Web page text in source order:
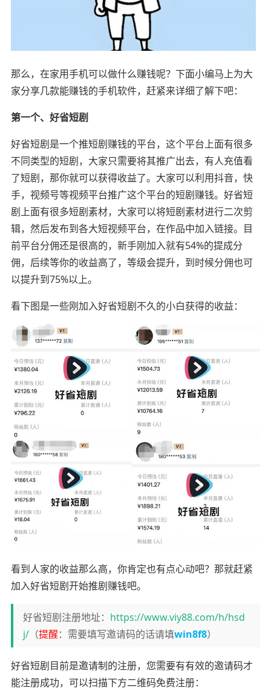
那么，在家用手机可以做什么赚钱呢？下面小编马上为大
家分享几款能赚钱的手机软件，赶紧来详细了解下吧：
第一个、好省短剧
好省短剧是一个推短剧赚钱的平台，这个平台上面有很多
不同类型的短剧，大家只需要将其推广出去，有人充值看
了短剧，那你就可以获得收益了。大家可以利用抖音，快
手，视频号等视频平台推广这个平台的短剧赚钱。好省短
剧上面有很多短剧素材，大家可以将短剧素材进行二次剪
辑，然后发布到各大短视频平台，在作品中加入链接。目
前平台分佣还是很高的，新手刚加入就有54%的提成分
佣，后续等你的收益高了，等级会提升，到时候分佣也可
以提升到75%以上。
看下图是一些刚加入好省短剧不久的小白获得的收益：
看到人家的收益那么高，你肯定也有点心动吧？那就赶紧
加入好省短剧开始推剧赚钱吧。
好省短剧注册地址： https://www.viy88.com/h/hsd
j/（提醒：需要填写邀请码的话请填win8f8）
好省短剧目前是邀请制的注册，您需要有有效的邀请码才
能注册成功，可以扫描下方二维码免费注册：